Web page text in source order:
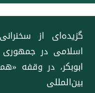
گزیده‌ای از
اسلامی در
ابوبکر، در وقفه
بین‌المللی